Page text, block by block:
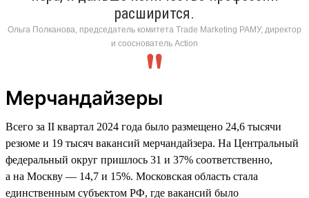
расширится.
Ольга Полканова, председатель комитета Trade Marketing РАМУ, директор
и сооснователь Action
Мерчандайзеры
Всего за II квартал 2024 года было размещено 24,6 тысячи
резюме и 19 тысяч вакансий мерчандайзера. На Центральный
федеральный округ пришлось 31 и 37% соответственно,
а на Москву — 14,7 и 15%. Московская область стала
единственным субъектом РФ, где вакансий было